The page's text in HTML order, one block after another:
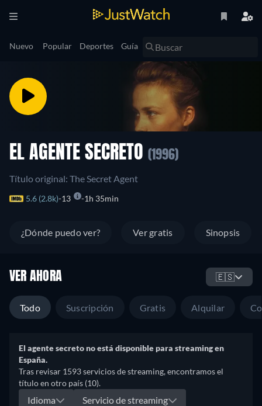
Nuevo Popular Deportes Guía
EL AGENTE SECRETO (1996)
Título original: The Secret Agent
5.6 (2.8k) 13 1h 35min
¿Dónde puedo ver? Ver gratis Sinopsis
VER AHORA 🇪🇸
Todo Suscripción Gratis Alquilar
El agente secreto no está disponible para streaming en
España.
Tras revisar 1593 servicios de streaming, encontramos el
título en otro país (10).
Idioma
Servicio de streaming